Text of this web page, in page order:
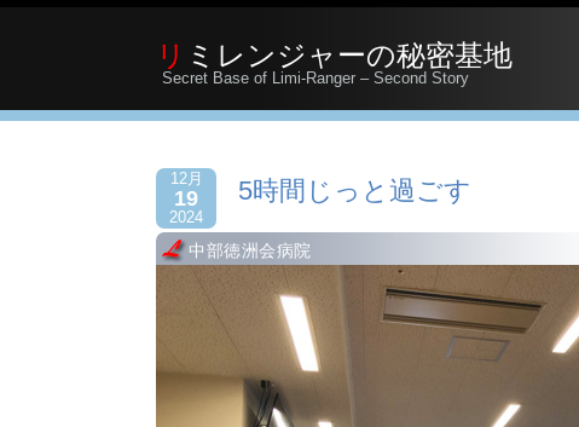
リミレンジャーの秘密基地
Secret Base of Limi-Ranger – Second Story
12月
19
2024
5時間じっと過ごす
中部徳洲会病院